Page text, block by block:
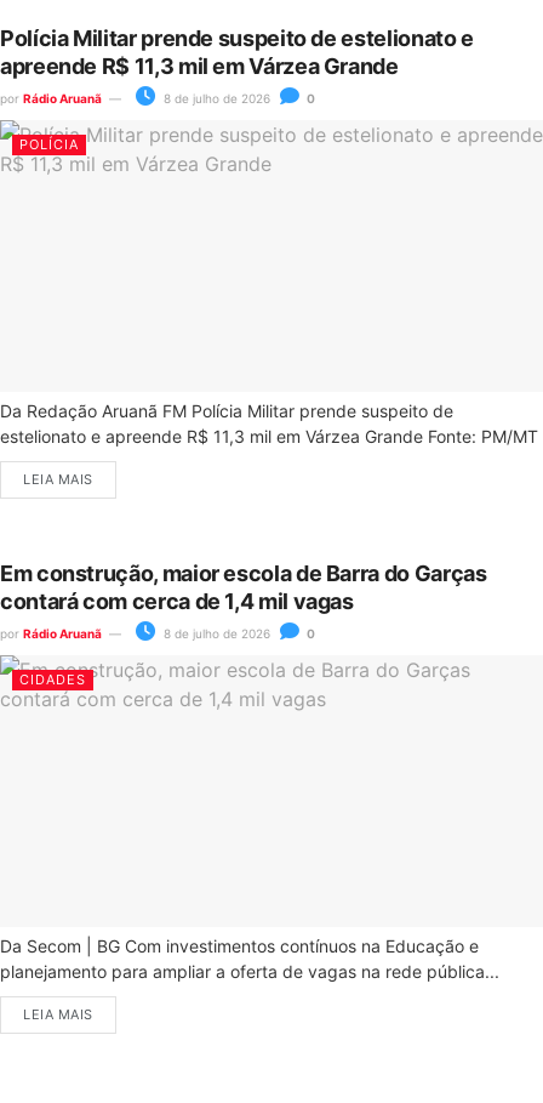
Polícia Militar prende suspeito de estelionato e
apreende R$ 11,3 mil em Várzea Grande
por Rádio Aruanã 8 de julho de 2026 0
POLÍCIA
Da Redação Aruanã FM Polícia Militar prende suspeito de
estelionato e apreende R$ 11,3 mil em Várzea Grande Fonte: PM/MT
LEIA MAIS
Em construção, maior escola de Barra do Garças
contará com cerca de 1,4 mil vagas
por Rádio Aruanã 8 de julho de 2026 0
CIDADES
Da Secom | BG Com investimentos contínuos na Educação e
planejamento para ampliar a oferta de vagas na rede pública...
LEIA MAIS